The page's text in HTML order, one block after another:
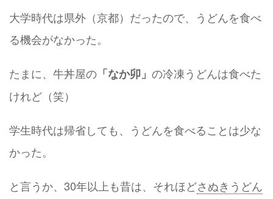
大学時代は県外（京都）だったので、うどんを食べ
る機会がなかった。
たまに、牛丼屋の 「なか卯」 の冷凍うどんは食べた
けれど（笑）
学生時代は帰省しても、うどんを食べることは少な
かった。
と言うか、30年以上も昔は、それほどさぬきうどん